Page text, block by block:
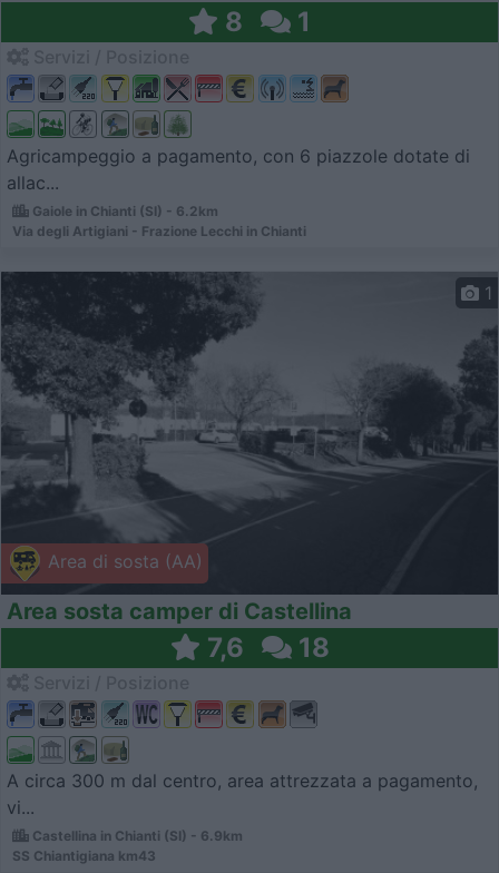
8 1
Agricampeggio a pagamento, con 6 piazzole dotate di
allac...
Gaiole in Chianti (SI) - 6.2km
Via degli Artigiani - Frazione Lecchi in Chianti
Area di sosta (AA)
1
Area sosta camper di Castellina
7,6 18
A circa 300 m dal centro, area attrezzata a pagamento,
vi...
Castellina in Chianti (SI) - 6.9km
SS Chiantigiana km43